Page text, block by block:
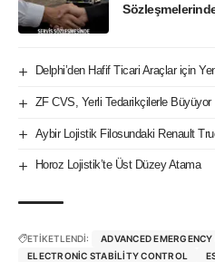
Delphi’den Hafif Ticari Araçlar için
ZF CVS, Yerli Tedarikçilerle Büyüyor
Aybir Lojistik Filosundaki Renault
Horoz Lojistik’te Üst Düzey Atama
ETİKETLENDİ: ADVANCED
ELECTRONIC STABILITY CONTROL